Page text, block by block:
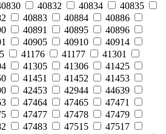
40832 40834
40835
40883 40884
40886
40891 40895
40896
40905 40910
40914
41176 41177
41301
41305 41306
41425
41451 41452
41453
42453 42944
44639
47464 47465
47471
47477 47478
47479
47483 47515
47517